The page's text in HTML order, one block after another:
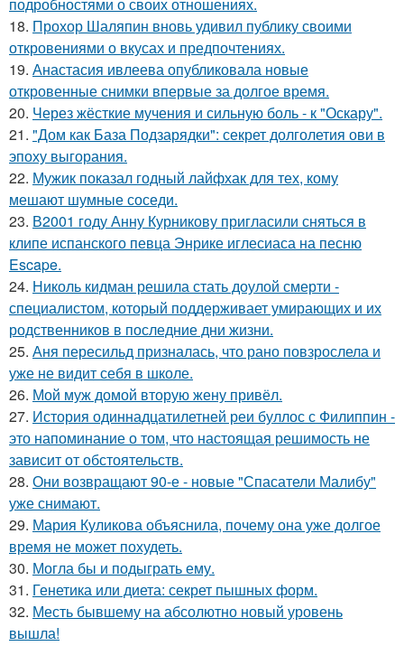
18. Прохор Шаляпин вновь удивил публику своими
откровениями о вкусах и предпочтениях.
19. Анастасия ивлеева опубликовала новые
откровенные снимки впервые за долгое время.
20. Через жёсткие мучения и сильную боль - к "Оскару".
21. "Дом как База Подзарядки": секрет долголетия ови в
эпоху выгорания.
22. Мужик показал годный лайфхак для тех, кому
мешают шумные соседи.
23. В2001 году Анну Курникову пригласили сняться в
клипе испанского певца Энрике иглесиаса на песню
Escape.
24. Николь кидман решила стать доулой смерти -
специалистом, который поддерживает умирающих и их
родственников в последние дни жизни.
25. Аня пересильд призналась, что рано повзрослела и
уже не видит себя в школе.
26. Мой муж домой вторую жену привёл.
27. История одиннадцатилетней реи буллос с Филиппин -
это напоминание о том, что настоящая решимость не
зависит от обстоятельств.
28. Они возвращают 90-е - новые "Спасатели Малибу"
уже снимают.
29. Мария Куликова объяснила, почему она уже долгое
время не может похудеть.
30. Могла бы и подыграть ему.
31. Генетика или диета: секрет пышных форм.
32. Месть бывшему на абсолютно новый уровень
вышла!